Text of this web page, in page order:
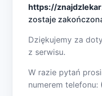
https://
zostaje
Dziękujemy za
z serwisu.
W razie pytań
numerem telefonu: